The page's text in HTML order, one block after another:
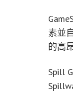
素並
的高
Spill